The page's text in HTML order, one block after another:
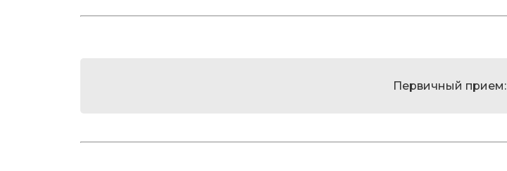
Первичный прием: